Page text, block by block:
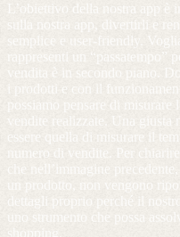
L’obiettivo della nostra app
sulla nostra app, divertirli e
semplice e user-friendly.
rappresenti un
vendita è in secondo piano.
i prodotti e con il
possiamo pensare di
vendite realizzate. Una giusta
essere quella di misurare il
numero di vendite. Per
che nell’immagine
un prodotto, non vengono
dettagli proprio perché il
uno strumento che possa
shopping.